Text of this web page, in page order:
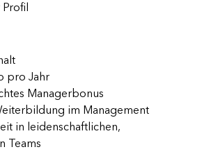
Profil
pro Jahr
Managerbonus
im Management
in leidenschaftlichen,
Teams